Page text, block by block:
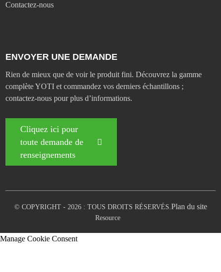
Contactez-nous
ENVOYER UNE DEMANDE
Rien de mieux que de voir le produit fini. Découvrez la gamme
complète YOTI et commandez vos derniers échantillons ;
contactez-nous pour plus d’informations.
Cliquez ici pour
toute demande de
renseignements
© COPYRIGHT - 2026 : TOUS DROITS RÉSERVÉS.Plan du site
Resource
Manage Cookie Consent